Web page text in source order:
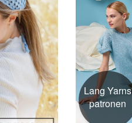
Lang Yarns
patronen